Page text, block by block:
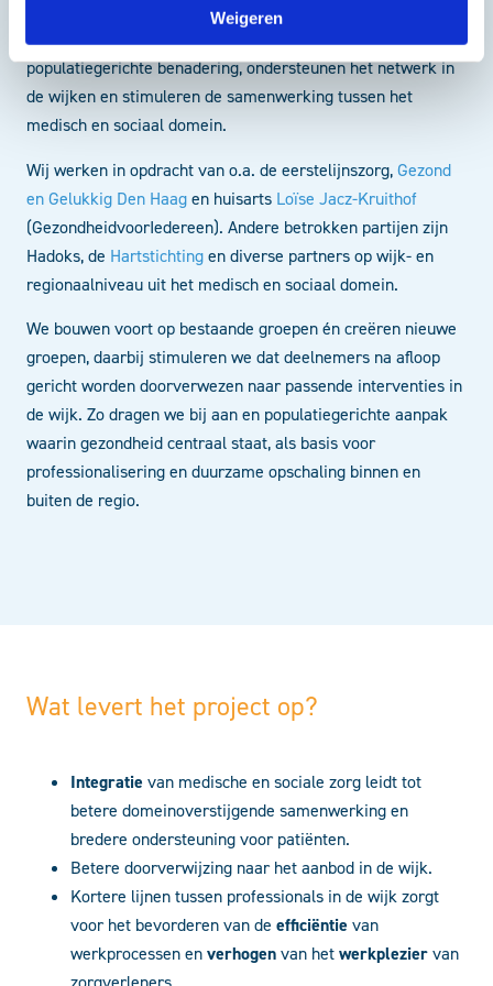
Weigeren
Reos heeft een adviserende en ondersteunende rol bij de
uitrol van de groepsconsulten in Den Haag. We faciliteren de
populatiegerichte benadering, ondersteunen het netwerk in
de wijken en stimuleren de samenwerking tussen het
medisch en sociaal domein.
Wij werken in opdracht van o.a. de eerstelijnszorg,Gezond
en Gelukkig Den Haagen huisarts Loïse Jacz-Kruithof
(GezondheidvoorIedereen). Andere betrokken partijen zijn
Hadoks, de Hartstichtingen diverse partners op wijk- en
regionaalniveau uit het medisch en sociaal domein.
We bouwen voort op bestaande groepen én creëren nieuwe
groepen, daarbij stimuleren we dat deelnemers na afloop
gericht worden doorverwezen naar passende interventies in
de wijk. Zo dragen we bij aan en populatiegerichte aanpak
waarin gezondheid centraal staat, als basis voor
professionalisering en duurzame opschaling binnen en
buiten de regio.
Wat levert het project op?
Integratie van medische en sociale zorg leidt tot
betere domeinoverstijgende samenwerking en
bredere ondersteuning voor patiënten.
Betere doorverwijzing naar het aanbod in de wijk.
Kortere lijnen tussen professionals in de wijk zorgt
voor het bevorderen van de efficiëntie van
werkprocessen enverhogenvan hetwerkpleziervan